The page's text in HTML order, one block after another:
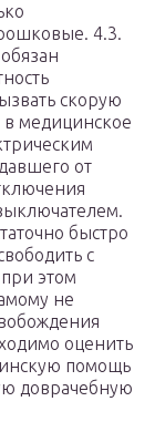
4.3.
скорую
медицинское
от
быстро
с
этом
не
оценить
помощь
доврачебную